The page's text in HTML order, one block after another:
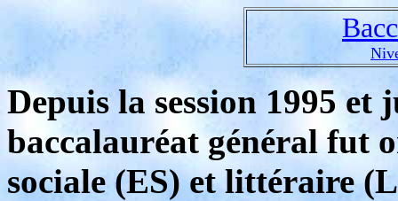
Depuis la session 1995 et
baccalauréat général fut
sociale (ES) et littéraire